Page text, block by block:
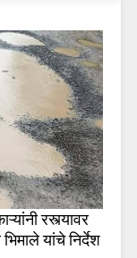
रस्त्यावर
यांचे निर्देश